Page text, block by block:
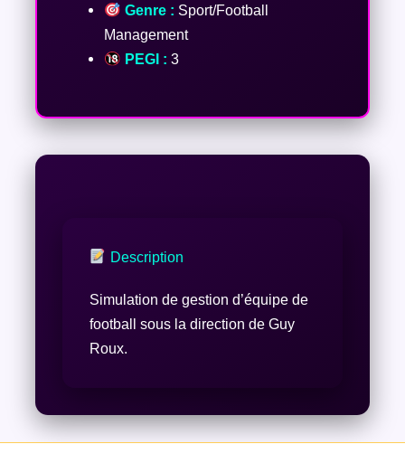
Genre : Sport/Football
Management
PEGI : 3
Description
Simulation de gestion d’équipe de
football sous la direction de Guy
Roux.